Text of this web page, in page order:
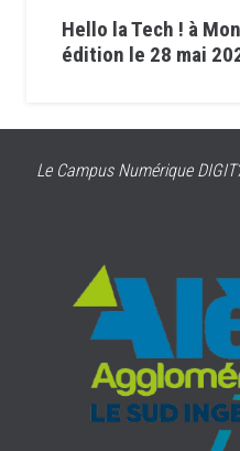
Hello la Tech ! à
édition le 28 mai
Le Campus Numérique